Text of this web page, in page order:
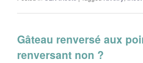
Gâteau renversé aux
renversant non ?